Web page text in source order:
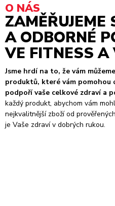
O NÁS
ZAMĚŘUJEME
A ODBORNÉ
VE FITNESS A
Jsme hrdí na to, že vám
produktů, které vám pomohou
podpoří vaše celkové zdraví a
každý produkt, abychom vám
nejkvalitnější zboží od
je Vaše zdraví v dobrých rukou.